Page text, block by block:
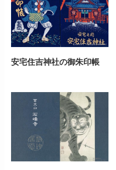
安宅住吉神社の御朱印帳